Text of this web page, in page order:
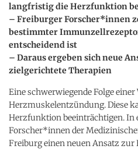
langfristig die Herzfunktion
– Freiburger Forscher*innen
bestimmter
entscheidend ist
– Daraus ergeben sich neue
zielgerichtete Therapien
Eine schwerwiegende Folge
Herzmuskelentzündung. Diese
Herzfunktion beeinträchtigen. In
Forscher*innen der
Freiburg einen neuen Ansatz zur